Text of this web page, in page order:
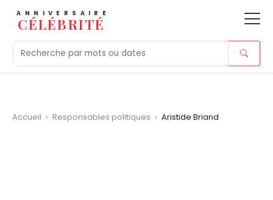
ANNIVERSAIRE
CÉLÉBRITÉ
Aujourd'hui Tendances Morts
Accueil › Responsables politiques › Aristide Briand